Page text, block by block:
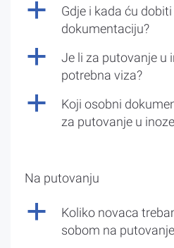
a
Gdje i kada ću
dokumentaciju?
a
Je li za putovanje u
potrebna viza?
a
Koji osobni
za putovanje u
Na putovanju
a
Koliko novaca
sobom na